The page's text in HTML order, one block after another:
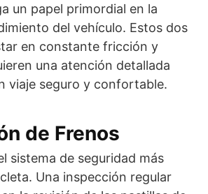
un papel primordial en la
del vehículo. Estos dos
en constante fricción y
una atención detallada
viaje seguro y confortable.
de Frenos
sistema de seguridad más
Una inspección regular